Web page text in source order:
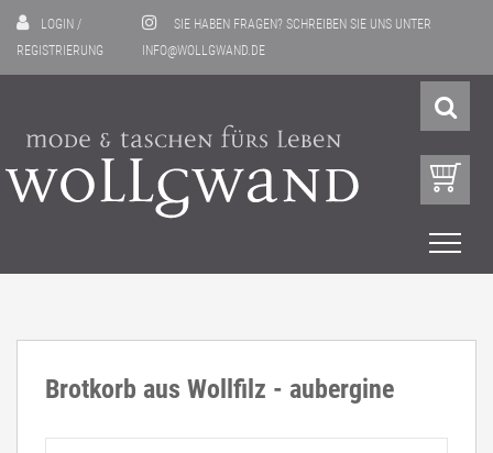
SIE HABEN FRAGEN? SCHREIBEN SIE UNS UNTER
INFO@WOLLGWAND.DE
LOGIN /
REGISTRIERUNG
Brotkorb aus Wollfilz - aubergine